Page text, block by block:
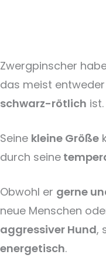
Zwergpinscher
das meist entweder
schwarz-rötlich ist.
Seine kleine Größe
durch seine
Obwohl er gerne
neue Menschen
aggressiver Hund,
energetisch.